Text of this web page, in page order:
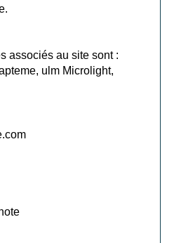
associés au site sont :
, ulm Microlight,